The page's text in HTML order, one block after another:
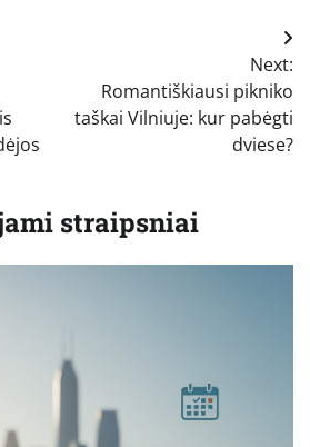
Next:
Romantiškiausi pikniko
taškai Vilniuje: kur pabėgti
dviese?
straipsniai